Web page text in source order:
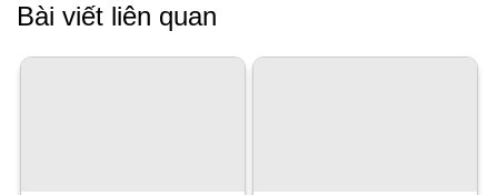
Bài viết liên quan